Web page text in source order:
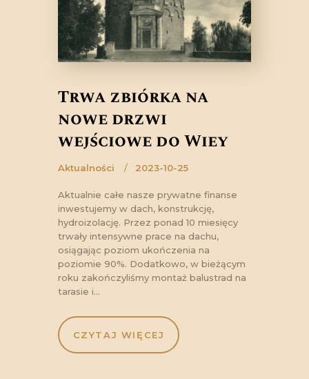
Trwa zbiórka na
nowe drzwi
wejściowe do Wieży
Aktualności 2023-10-25
Aktualnie całe nasze prywatne finanse
inwestujemy w dach, konstrukcję,
hydroizolację. Przez ponad 10 miesięcy
trwały intensywne prace na dachu,
osiągając poziom ukończenia na
poziomie 90%. Dodatkowo, w bieżącym
roku zakończyliśmy montaż balustrad na
tarasie i…
CZYTAJ WIĘCEJ